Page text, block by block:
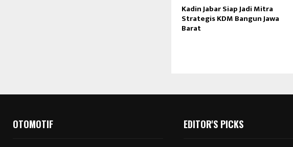
Kadin Jabar Siap Jadi Mitra
Strategis KDM Bangun Jawa
Barat
OTOMOTIF EDITOR'S PICKS